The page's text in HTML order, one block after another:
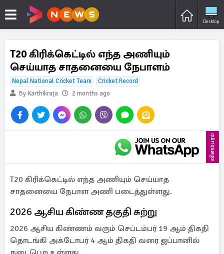
Desktop
T20 கிரிக்கெட்டில் எந்த அணியும்
செய்யாத சாதனையை நேபாளம்
Nepal National Cricket Team
Cricket Record
By Karthikraja
2 months ago
விளம்பரம்
T20 கிரிக்கெட்டில் எந்த அணியும் செய்யாத
சாதனையை நேபாள அணி படைத்துள்ளது.
2026 ஆசிய கிண்ண தகுதி சுற்று
2026 ஆசிய கிண்ணம் வரும் செப்டம்பர் 19 ஆம் திகதி
தொடங்கி அக்டோபர் 4 ஆம் திகதி வரை ஜப்பானில்